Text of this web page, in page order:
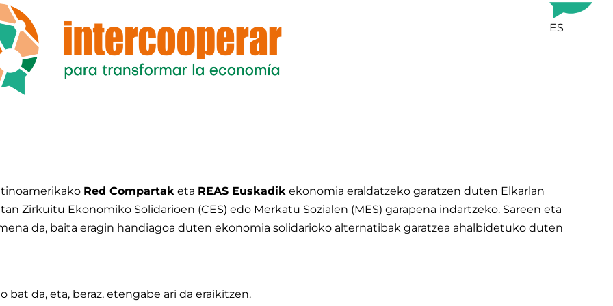
ES
Red Compartak eta REAS Euskadik ekonomia eraldatzeko garatzen duten Elkarlan
Zirkuitu Ekonomiko Solidarioen (CES) edo Merkatu Sozialen (MES) garapena indartzeko. Sareen eta
da, baita eragin handiagoa duten ekonomia solidarioko alternatibak garatzea ahalbidetuko duten
da, eta, beraz, etengabe ari da eraikitzen.